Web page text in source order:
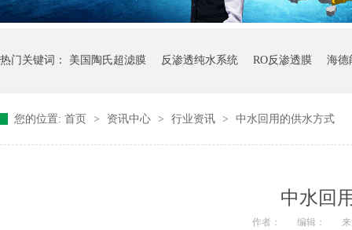
热门关键词： 美国陶氏超滤膜 反渗透纯水系统 RO反渗透膜 海德
您的位置: 首页 > 资讯中心 > 行业资讯 > 中水回用的供水方式
中水回
作者： 编辑：